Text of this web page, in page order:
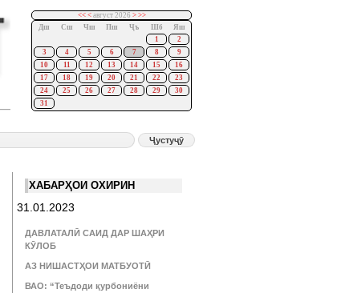
<< <август 2026 > >>
Дш
Сш Чш Пш Ҷъ Шб
Яш
1
2
3
4 5 6 7 8
9
10
11 12 13 14 15
16
17
18 19 20 21 22
23
24
25 26 27 28 29
30
31
ХАБАРҲОИ ОХИРИН
31.01.2023
ДАВЛАТАЛӢ САИД ДАР ШАҲРИ
КӮЛОБ
АЗ НИШАСТҲОИ МАТБУОТӢ
ВАО: “Теъдоди қурбониёни